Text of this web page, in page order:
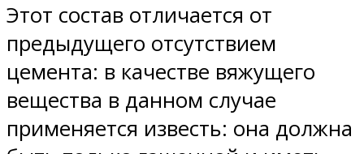
Этот состав отличается от
предыдущего отсутствием
цемента: в качестве вяжущего
вещества в данном случае
применяется известь: она должна